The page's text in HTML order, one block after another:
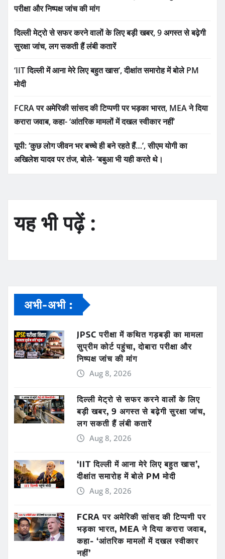
परीक्षा और निष्पक्ष जांच की मांग
दिल्ली मेट्रो से सफर करने वालों के लिए बड़ी खबर, 9 अगस्त से बढ़ेगी
सुरक्षा जांच, लग सकती हैं लंबी कतारें
‘IIT दिल्ली में आना मेरे लिए बहुत खास’, दीक्षांत समारोह में बोले PM
मोदी
FCRA पर अमेरिकी सांसद की टिप्पणी पर भड़का भारत, MEA ने दिया
करारा जवाब, कहा- ‘आंतरिक मामलों में दखल स्वीकार नहीं’
यूपी: ‘कुछ लोग जीवन भर बच्चे ही बने रहते हैं…’, सीएम योगी का
अखिलेश यादव पर तंज, बोले- ‘बबुआ भी यही करते थे।
यह भी पढ़ें :
अभी-अभी :
JPSC परीक्षा में कथित गड़बड़ी का मामला
सुप्रीम कोर्ट पहुंचा, दोबारा परीक्षा और
निष्पक्ष जांच की मांग
Aug 8, 2026
दिल्ली मेट्रो से सफर करने वालों के लिए
बड़ी खबर, 9 अगस्त से बढ़ेगी सुरक्षा जांच,
लग सकती हैं लंबी कतारें
Aug 8, 2026
‘IIT दिल्ली में आना मेरे लिए बहुत खास’,
दीक्षांत समारोह में बोले PM मोदी
Aug 8, 2026
FCRA पर अमेरिकी सांसद की टिप्पणी पर
भड़का भारत, MEA ने दिया करारा जवाब,
कहा- ‘आंतरिक मामलों में दखल स्वीकार
नहीं’